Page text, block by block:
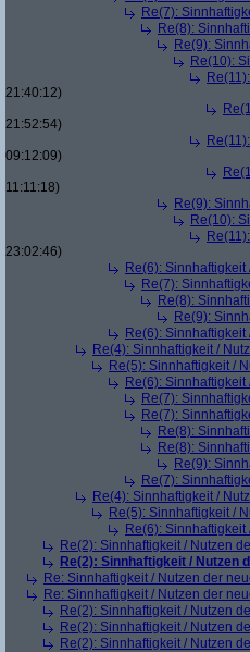
Re(7):
Re(8):
Re(9):
Re(10):
21:40:12)
21:52:54)
09:12:09)
11:11:18)
Re(9):
Re(10):
23:02:46)
Re(6):
Re(7):
Re(8):
Re(9):
Re(6):
Re(4): Sinnhaftigkeit /
Re(5): Sinnhaftigkeit /
Re(6):
Re(7):
Re(7):
Re(8):
Re(8):
Re(9):
Re(7):
Re(4): Sinnhaftigkeit /
Re(5): Sinnhaftigkeit /
Re(6):
Re(2): Sinnhaftigkeit / Nutzen
Re(2): Sinnhaftigkeit / Nutzen
Re: Sinnhaftigkeit / Nutzen der
Re: Sinnhaftigkeit / Nutzen der
Re(2): Sinnhaftigkeit / Nutzen
Re(2): Sinnhaftigkeit / Nutzen
Re(2): Sinnhaftigkeit / Nutzen